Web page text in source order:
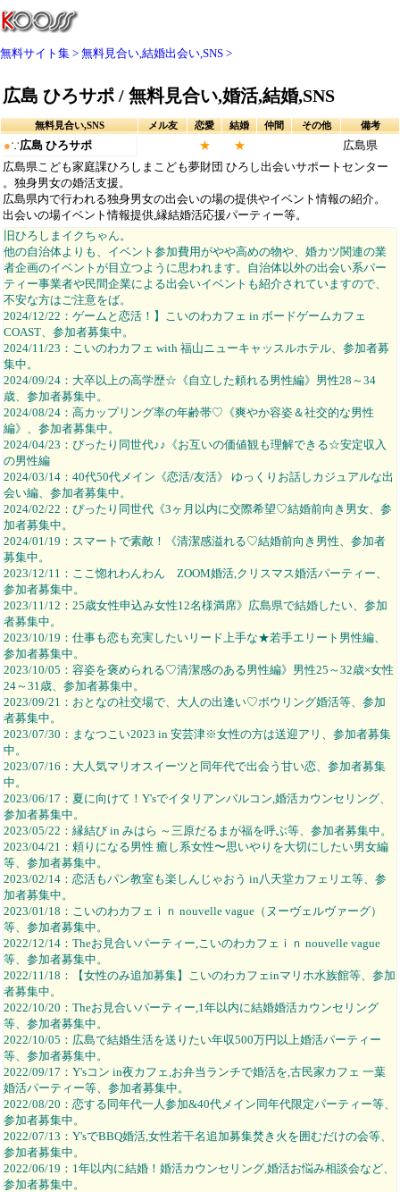
無料サイト集 無料見合い,結婚出会い,SNS
広島 ひろサポ / 無料見合い,婚活,結婚,SNS
無料見合い,SNS メル友 恋愛 結婚 仲間 その他 備考
●∵広島 ひろサポ ★ ★
広島県
広島県こども家庭課ひろしまこども夢財団 ひろし出会いサポートセンター
。独身男女の婚活支援。
広島県内で行われる独身男女の出会いの場の提供やイベント情報の紹介。
出会いの場イベント情報提供,縁結婚活応援パーティー等。
旧ひろしまイクちゃん。
他の自治体よりも、イベント参加費用がやや高めの物や、婚カツ関連の業
者企画のイベントが目立つように思われます。自治体以外の出会い系パー
ティー事業者や民間企業による出会いイベントも紹介されていますので、
不安な方はご注意をば。
2024/12/22：ゲームと恋活！】こいのわカフェ in ボードゲームカフェ
COAST、参加者募集中。
2024/11/23：こいのわカフェ with 福山ニューキャッスルホテル、参加者募
集中。
2024/09/24：大卒以上の高学歴☆《自立した頼れる男性編》男性28～34
歳、参加者募集中。
2024/08/24：高カップリング率の年齢帯♡《爽やか容姿＆社交的な男性
編》、参加者募集中。
2024/04/23：ぴったり同世代♪♪《お互いの価値観も理解できる☆安定収入
の男性編
2024/03/14：40代50代メイン《恋活/友活》 ゆっくりお話しカジュアルな出
会い編、参加者募集中。
2024/02/22：ぴったり同世代《3ヶ月以内に交際希望♡結婚前向き男女、参
加者募集中。
2024/01/19：スマートで素敵！《清潔感溢れる♡結婚前向き男性、参加者
募集中。
2023/12/11：ここ惚れわんわん ZOOM婚活,クリスマス婚活パーティー、
参加者募集中。
2023/11/12：25歳女性申込み女性12名様満席》広島県で結婚したい、参加
者募集中。
2023/10/19：仕事も恋も充実したいリード上手な★若手エリート男性編、
参加者募集中。
2023/10/05：容姿を褒められる♡清潔感のある男性編》男性25～32歳×女性
24～31歳、参加者募集中。
2023/09/21：おとなの社交場で、大人の出逢い♡ボウリング婚活等、参加
者募集中。
2023/07/30：まなつこい2023 in 安芸津※女性の方は送迎アリ、参加者募集
中。
2023/07/16：大人気マリオスイーツと同年代で出会う甘い恋、参加者募集
中。
2023/06/17：夏に向けて！Y'sでイタリアンバルコン,婚活カウンセリング、
参加者募集中。
2023/05/22：縁結び in みはら ～三原だるまが福を呼ぶ等、参加者募集中。
2023/04/21：頼りになる男性 癒し系女性〜思いやりを大切にしたい男女編
等、参加者募集中。
2023/02/14：恋活もパン教室も楽しんじゃおう in八天堂カフェリエ等、参
加者募集中。
2023/01/18：こいのわカフェｉｎ nouvelle vague（ヌーヴェルヴァーグ）
等、参加者募集中。
2022/12/14：Theお見合いパーティー,こいのわカフェｉｎ nouvelle vague
等、参加者募集中。
2022/11/18：【女性のみ追加募集】こいのわカフェinマリホ水族館等、参加
者募集中。
2022/10/20：Theお見合いパーティー,1年以内に結婚婚活カウンセリング
等、参加者募集中。
2022/10/05：広島で結婚生活を送りたい年収500万円以上婚活パーティー
等、参加者募集中。
2022/09/17：Y'sコン in夜カフェ,お弁当ランチで婚活を,古民家カフェ 一葉
婚活パーティー等、参加者募集中。
2022/08/20：恋する同年代一人参加&40代メイン同年代限定パーティー等、
参加者募集中。
2022/07/13：Y'sでBBQ婚活,女性若干名追加募集焚き火を囲むだけの会等、
参加者募集中。
2022/06/19：1年以内に結婚！婚活カウンセリング,婚活お悩み相談会など、
参加者募集中。